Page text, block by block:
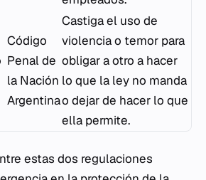
Código
Penal de
la Nación
Argentina
Castiga el uso de
violencia o temor para
obligar a otro a hacer
lo que la ley no manda
o dejar de hacer lo que
ella permite.
estas dos regulaciones